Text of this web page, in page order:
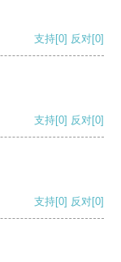
支持[0] 反对[0]
支持[0] 反对[0]
支持[0] 反对[0]